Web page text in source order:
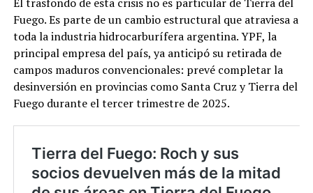
Fuego. Es parte de un cambio estructural que atraviesa a
toda la industria hidrocarburífera argentina. YPF, la
principal empresa del país, ya anticipó su retirada de
campos maduros convencionales: prevé completar la
desinversión en provincias como Santa Cruz y Tierra del
Fuego durante el tercer trimestre de 2025.